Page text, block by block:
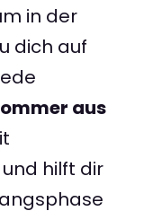
in der
dich auf
aus
hilft dir